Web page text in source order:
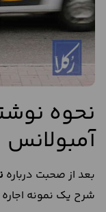
نحوه
آمبولانس
بعد از صحبت درباره
شرح یک نمونه